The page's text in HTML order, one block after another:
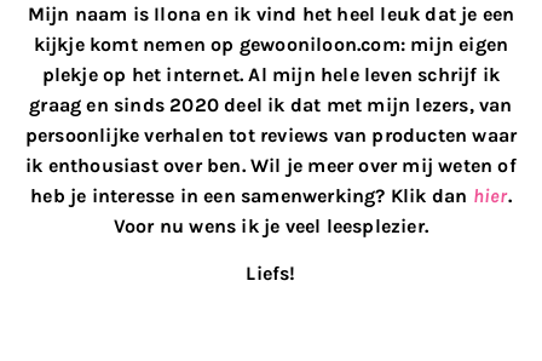
Mijn naam is Ilona en ik vind het heel leuk dat je een
kijkje komt nemen op gewooniloon.com: mijn eigen
plekje op het internet. Al mijn hele leven schrijf ik
graag en sinds 2020 deel ik dat met mijn lezers, van
persoonlijke verhalen tot reviews van producten waar
ik enthousiast over ben. Wil je meer over mij weten of
heb je interesse in een samenwerking? Klik dan hier.
Voor nu wens ik je veel leesplezier.
Liefs!